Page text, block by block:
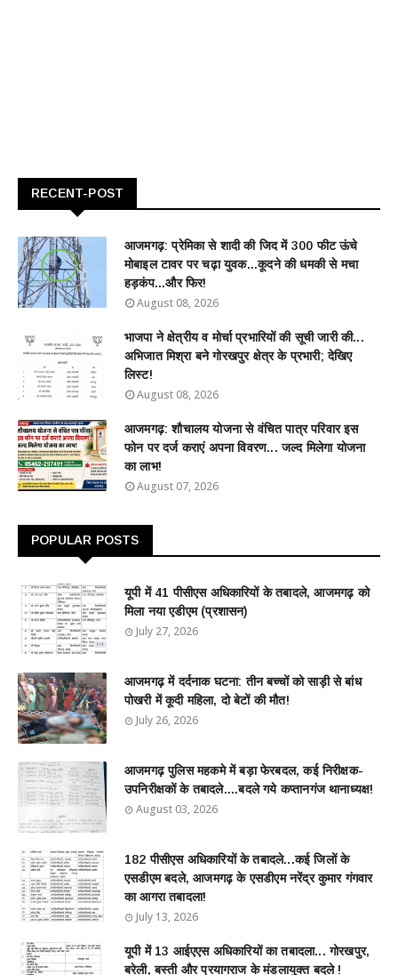
RECENT-POST
आजमगढ़: प्रेमिका से शादी की जिद में 300 फीट ऊंचे
मोबाइल टावर पर चढ़ा युवक...कूदने की धमकी से मचा
हड़कंप...और फिर!
August 08, 2026
भाजपा ने क्षेत्रीय व मोर्चा प्रभारियों की सूची जारी की...
अभिजात मिश्रा बने गोरखपुर क्षेत्र के प्रभारी; देखिए
लिस्ट!
August 08, 2026
आजमगढ़: शौचालय योजना से वंचित पात्र परिवार इस
फोन पर दर्ज कराएं अपना विवरण... जल्द मिलेगा योजना
का लाभ!
August 07, 2026
POPULAR POSTS
यूपी में 41 पीसीएस अधिकारियों के तबादले, आजमगढ़ को
मिला नया एडीएम (प्रशासन)
July 27, 2026
आजमगढ़ में दर्दनाक घटना: तीन बच्चों को साड़ी से बांध
पोखरी में कूदी महिला, दो बेटों की मौत!
July 26, 2026
आजमगढ़ पुलिस महकमे में बड़ा फेरबदल, कई निरीक्षक-
उपनिरीक्षकों के तबादले....बदले गये कप्तानगंज थानाध्यक्ष!
August 03, 2026
182 पीसीएस अधिकारियों के तबादले...कई जिलों के
एसडीएम बदले, आजमगढ़ के एसडीएम नरेंद्र कुमार गंगवार
का आगरा तबादला!
July 13, 2026
यूपी में 13 आईएएस अधिकारियों का तबादला... गोरखपुर,
बरेली, बस्ती और प्रयागराज के मंडलायुक्त बदले !